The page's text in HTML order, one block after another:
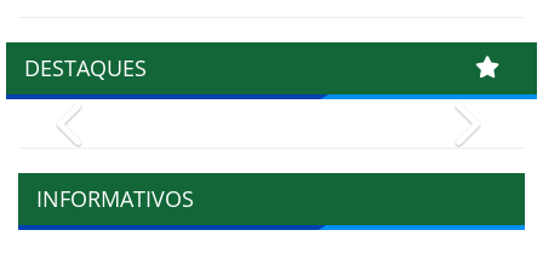
DESTAQUES
INFORMATIVOS